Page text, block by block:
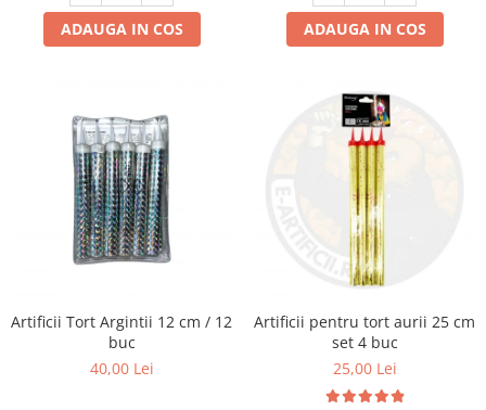
ADAUGA IN COS ADAUGA IN COS
Artificii Tort Argintii 12 cm / 12
buc
40,00 Lei
Artificii pentru tort aurii 25 cm
set 4 buc
25,00 Lei